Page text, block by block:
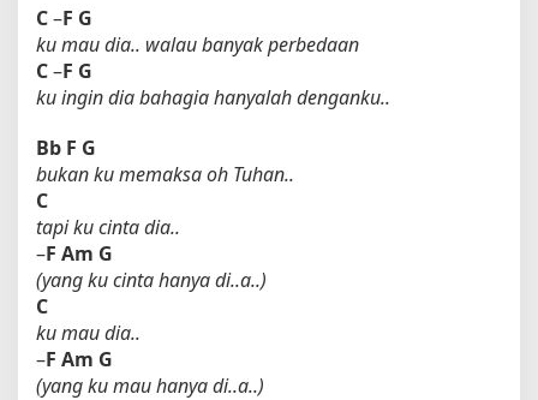
C–F G
ku mau dia.. walau banyak perbedaan
C–F G
ku ingin dia bahagia hanyalah denganku..
Bb F G
bukan ku memaksa oh Tuhan..
C
tapi ku cinta dia..
–F Am G
(yang ku cinta hanya di..a..)
C
ku mau dia..
–F Am G
(yang ku mau hanya di..a..)